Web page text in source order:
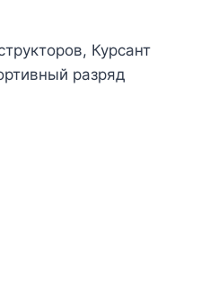
Курсант
разряд